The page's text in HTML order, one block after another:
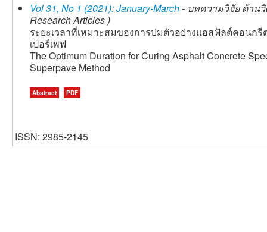
Vol 31, No 1 (2021): January-March- บทความวิจัย ด้าน
Research Articles )
ระยะเวลาที่เหมาะสมของการบ่มตัวอย่างแอสฟัลต์คอนก
เปอร์เพฟ
The Optimum Duration for Curing Asphalt Concrete
Superpave Method
Abstract PDF
ISSN: 2985-2145